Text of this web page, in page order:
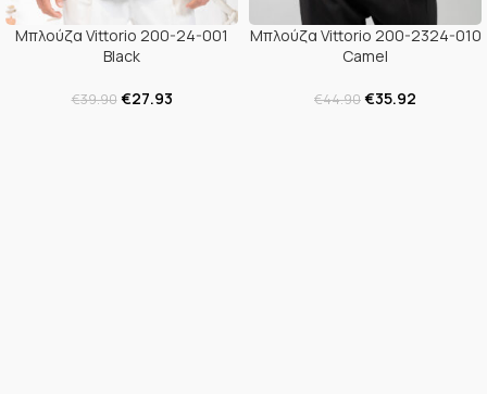
Μπλούζα Vittorio 200-24-001
Black
€39.90 €27.93
Μπλούζα Vittorio 200-2324-010
Camel
€44.90€35.92